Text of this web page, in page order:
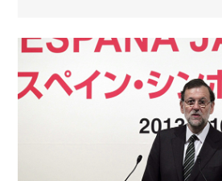
El Foro refuerza su
dual
Celebrado en la ciudad de
inaugurado por la
Gobierno, Soraya Sáenz de